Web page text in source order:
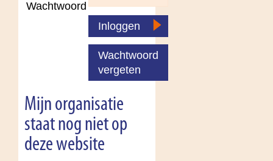
Wachtwoord
Inloggen
Wachtwoord
vergeten
Mijn organisatie
staat nog niet op
deze website